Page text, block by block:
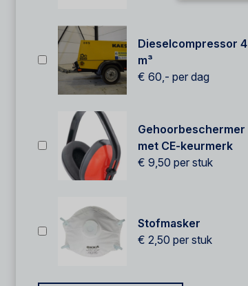
Dieselcompressor 4
m³
€ 60,- per dag
Gehoorbeschermer
met CE-keurmerk
€ 9,50 per stuk
Stofmasker
€ 2,50 per stuk